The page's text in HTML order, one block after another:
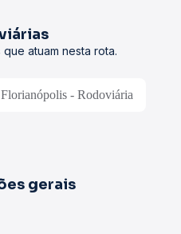
atuam nesta rota.
Florianópolis - Rodoviária
gerais